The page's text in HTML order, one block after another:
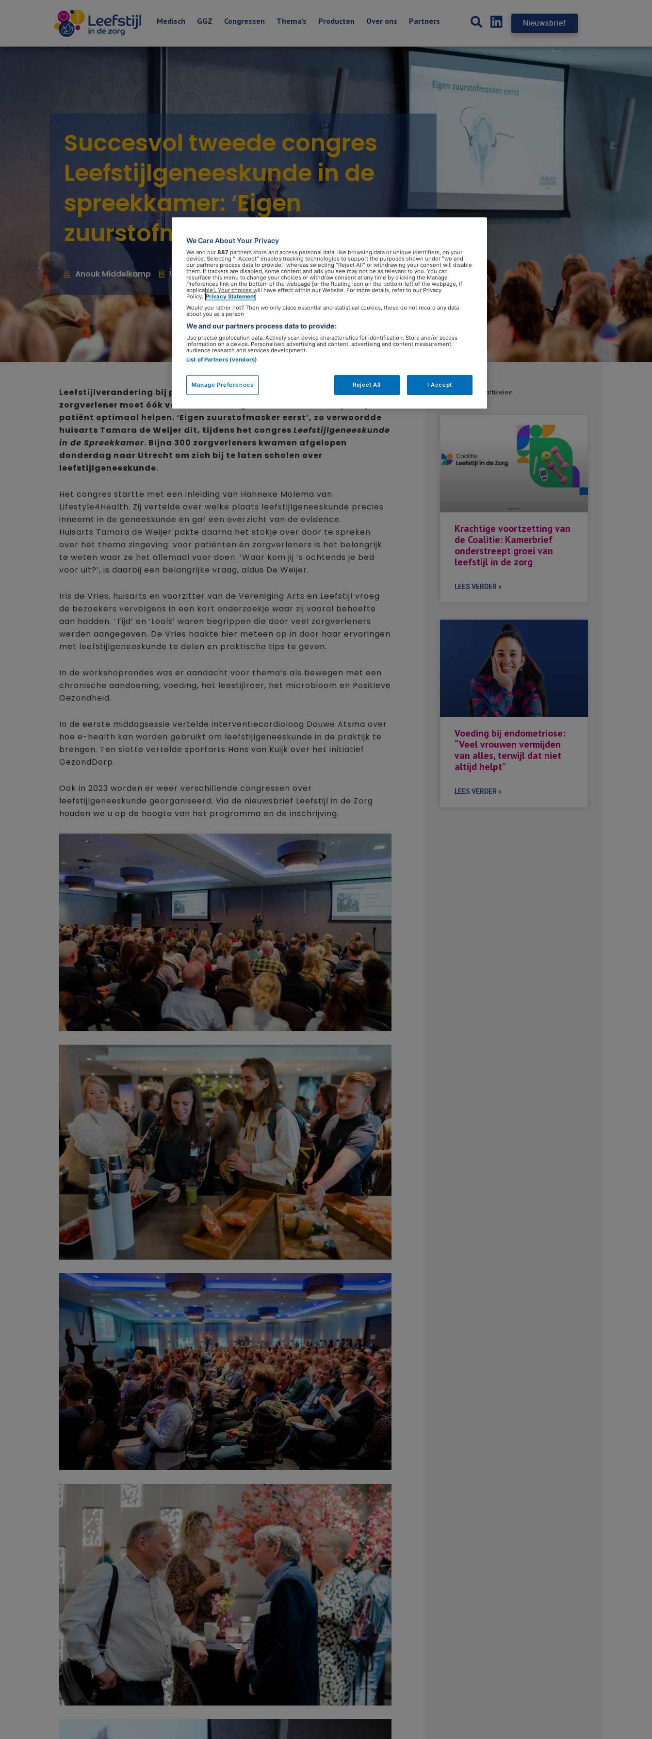
Medisch GGZ Congressen Thema’s Producten Over ons Partners Nieuwsbrief
Succesvol tweede congres
Leefstijlgeneeskunde in de
spreekkamer: ‘Eigen
zuurstofmasker eerst’
Anouk Middelkamp Webredactie 26 september 2022
Leefstijlverandering bij patiënten is heel belangrijk, maar de
zorgverlener moet óók voor zichzelf zorgen. Alleen dan kan hij of zij de
patiënt optimaal helpen. ‘Eigen zuurstofmasker eerst’, zo verwoordde
huisarts Tamara de Weijer dit, tijdens het congres Leefstijlgeneeskunde
in de Spreekkamer. Bijna 300 zorgverleners kwamen afgelopen
donderdag naar Utrecht om zich bij te laten scholen over
leefstijlgeneeskunde.
Het congres startte met een inleiding van Hanneke Molema van
Lifestyle4Health. Zij vertelde over welke plaats leefstijlgeneeskunde precies
inneemt in de geneeskunde en gaf een overzicht van de evidence.
Huisarts Tamara de Weijer pakte daarna het stokje over door te spreken
over het thema zingeving: voor patiënten én zorgverleners is het belangrijk
te weten waar ze het allemaal voor doen. ‘Waar kom jij ’s ochtends je bed
voor uit?’, is daarbij een belangrijke vraag, aldus De Weijer.
Iris de Vries, huisarts en voorzitter van de Vereniging Arts en Leefstijl vroeg
de bezoekers vervolgens in een kort onderzoekje waar zij vooral behoefte
aan hadden. ‘Tijd’ en ‘tools’ waren begrippen die door veel zorgverleners
werden aangegeven. De Vries haakte hier meteen op in door haar ervaringen
met leefstijlgeneeskunde te delen en praktische tips te geven.
In de workshoprondes was er aandacht voor thema’s als bewegen met een
chronische aandoening, voeding, het leestijlroer, het microbioom en Positieve
Gezondheid.
In de eerste middagsessie vertelde interventiecardioloog Douwe Atsma over
hoe e-health kan worden gebruikt om leefstijlgeneeskunde in de praktijk te
brengen. Ten slotte vertelde sportarts Hans van Kuijk over het initiatief
GezondDorp.
Ook in 2023 worden er weer verschillende congressen over
leefstijlgeneeskunde georganiseerd. Via de nieuwsbrief Leefstijl in de Zorg
houden we u op de hoogte van het programma en de inschrijving.
Gerelateerde artikelen
Krachtige voortzetting van
de Coalitie: Kamerbrief
onderstreept groei van
leefstijl in de zorg
LEES VERDER »
Voeding bij endometriose:
“Veel vrouwen vermijden
van alles, terwijl dat niet
altijd helpt”
LEES VERDER »
We Care About Your Privacy
We and our 887 partners store and access personal data, like browsing data or unique identifiers, on your
device. Selecting "I Accept" enables tracking technologies to support the purposes shown under "we and
our partners process data to provide," whereas selecting "Reject All" or withdrawing your consent will disable
them. If trackers are disabled, some content and ads you see may not be as relevant to you. You can
resurface this menu to change your choices or withdraw consent at any time by clicking the Manage
Preferences link on the bottom of the webpage [or the floating icon on the bottom-left of the webpage, if
applicable]. Your choices will have effect within our Website. For more details, refer to our Privacy
Policy. Privacy Statement
Would you rather not? Then we only place essential and statistical cookies, these do not record any data
about you as a person
We and our partners process data to provide:
Use precise geolocation data. Actively scan device characteristics for identification. Store and/or access
information on a device. Personalised advertising and content, advertising and content measurement,
audience research and services development.
List of Partners (vendors)
Reject All I Accept
Manage Preferences